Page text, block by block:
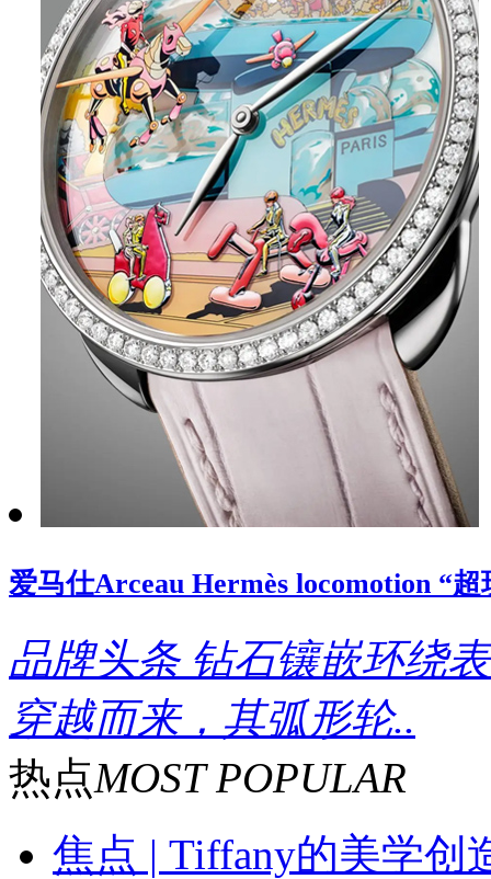
爱马仕Arceau Hermès locomotion “
品牌头条 钻石镶嵌环绕
穿越而来，其弧形轮..
热点MOST POPULAR
焦点 | Tiffany的美学创